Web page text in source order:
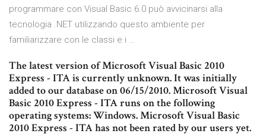
programmare con Visual Basic 6.0 può avvicinarsi alla
tecnologia .NET utilizzando questo ambiente per
familiarizzare con le classi e i …
The latest version of Microsoft Visual Basic 2010
Express - ITA is currently unknown. It was initially
added to our database on 06/15/2010. Microsoft Visual
Basic 2010 Express - ITA runs on the following
operating systems: Windows. Microsoft Visual Basic
2010 Express - ITA has not been rated by our users yet.